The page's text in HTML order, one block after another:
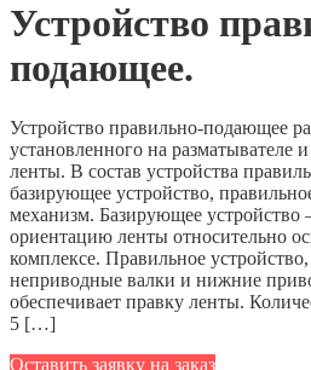
Устройство
подающее.
Устройство правильно-подающее
установленного на разматывателе
ленты. В состав устройства
базирующее устройство,
механизм. Базирующее устройство
ориентацию ленты относительно
комплексе. Правильное
неприводные валки и нижние
обеспечивает правку ленты.
5 […]
Оставить заявку на заказ